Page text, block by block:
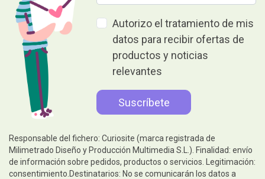
Autorizo el tratamiento de mis
datos para recibir ofertas de
productos y noticias
relevantes
Responsable del fichero: Curiosite (marca registrada de
Milimetrado Diseño y Producción Multimedia S.L.). Finalidad: envío
de información sobre pedidos, productos o servicios. Legitimación:
consentimiento.Destinatarios: No se comunicarán los datos a